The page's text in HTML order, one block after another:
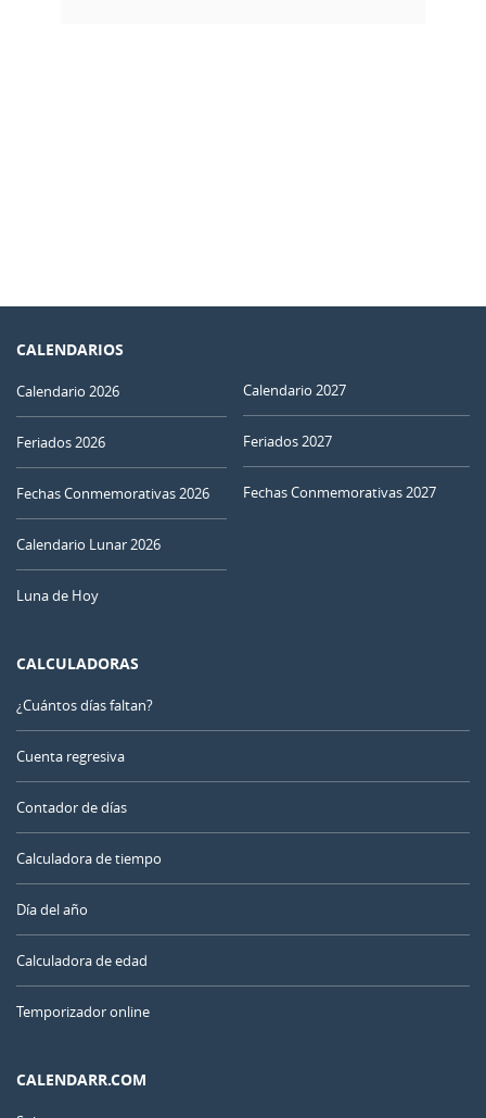
CALENDARIOS
Calendario 2026
Feriados 2026
Fechas Conmemorativas 2026
Calendario Lunar 2026
Luna de Hoy
Calendario 2027
Feriados 2027
Fechas Conmemorativas 2027
CALCULADORAS
¿Cuántos días faltan?
Cuenta regresiva
Contador de días
Calculadora de tiempo
Día del año
Calculadora de edad
Temporizador online
CALENDARR.COM